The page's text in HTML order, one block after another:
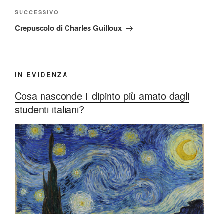
Articolo
successivo
SUCCESSIVO
Crepuscolo di Charles Guilloux
IN EVIDENZA
Cosa nasconde il dipinto più amato dagli
studenti italiani?